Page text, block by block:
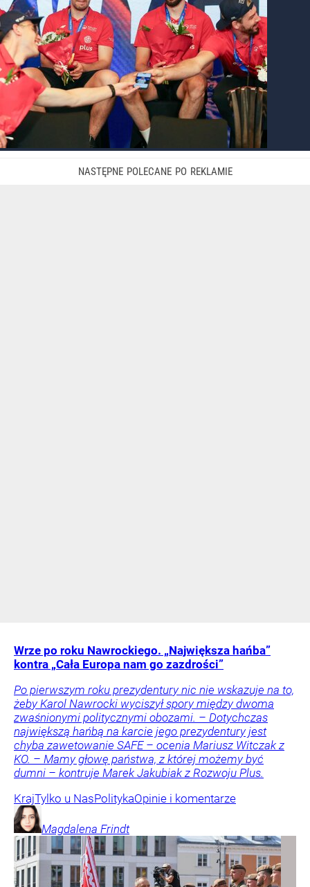
Wrze po roku Nawrockiego. „Największa hańba”
kontra „Cała Europa nam go zazdrości”
Po pierwszym roku prezydentury nic nie wskazuje na to,
żeby Karol Nawrocki wyciszył spory między dwoma
zwaśnionymi politycznymi obozami. – Dotychczas
największą hańbą na karcie jego prezydentury jest
chyba zawetowanie SAFE – ocenia Mariusz Witczak z
KO. – Mamy głowę państwa, z której możemy być
dumni – kontruje Marek Jakubiak z Rozwoju Plus.
KrajTylko u NasPolitykaOpinie i komentarze
Magdalena Frindt